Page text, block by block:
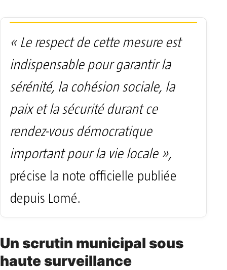
« Le respect de cette mesure est
indispensable pour garantir la
sérénité, la cohésion sociale, la
paix et la sécurité durant ce
rendez-vous démocratique
important pour la vie locale »,
précise la note officielle publiée
depuis Lomé.
Un scrutin municipal sous
haute surveillance